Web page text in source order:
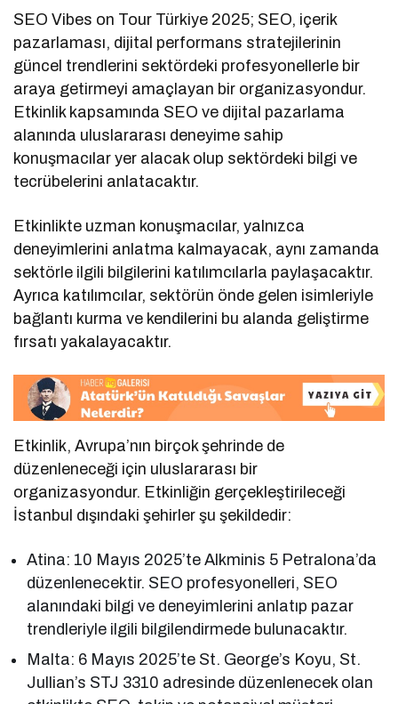
SEO Vibes on Tour Türkiye 2025; SEO, içerik
pazarlaması, dijital performans stratejilerinin
güncel trendlerini sektördeki profesyonellerle bir
araya getirmeyi amaçlayan bir organizasyondur.
Etkinlik kapsamında SEO ve dijital pazarlama
alanında uluslararası deneyime sahip
konuşmacılar yer alacak olup sektördeki bilgi ve
tecrübelerini anlatacaktır.
Etkinlikte uzman konuşmacılar, yalnızca
deneyimlerini anlatma kalmayacak, aynı zamanda
sektörle ilgili bilgilerini katılımcılarla paylaşacaktır.
Ayrıca katılımcılar, sektörün önde gelen isimleriyle
bağlantı kurma ve kendilerini bu alanda geliştirme
fırsatı yakalayacaktır.
Etkinlik, Avrupa’nın birçok şehrinde de
düzenleneceği için uluslararası bir
organizasyondur. Etkinliğin gerçekleştirileceği
İstanbul dışındaki şehirler şu şekildedir:
Atina: 10 Mayıs 2025’te Alkminis 5 Petralona’da
düzenlenecektir. SEO profesyonelleri, SEO
alanındaki bilgi ve deneyimlerini anlatıp pazar
trendleriyle ilgili bilgilendirmede bulunacaktır.
Malta: 6 Mayıs 2025’te St. George’s Koyu, St.
Jullian’s STJ 3310 adresinde düzenlenecek olan